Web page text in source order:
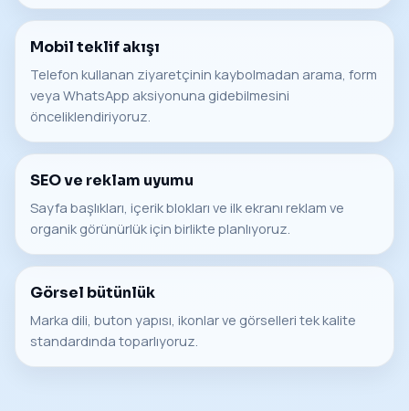
Mobil teklif akışı
Telefon kullanan ziyaretçinin kaybolmadan arama, form
veya WhatsApp aksiyonuna gidebilmesini
önceliklendiriyoruz.
SEO ve reklam uyumu
Sayfa başlıkları, içerik blokları ve ilk ekranı reklam ve
organik görünürlük için birlikte planlıyoruz.
Görsel bütünlük
Marka dili, buton yapısı, ikonlar ve görselleri tek kalite
standardında toparlıyoruz.